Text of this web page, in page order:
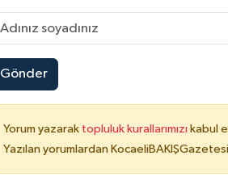
Gönder
Yorum yazarak topluluk kurallarımızı kabul
Yazılan yorumlardan